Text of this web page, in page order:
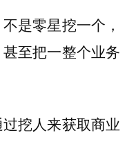
不是零星挖一个，
至把一整个业务
挖人来获取商业